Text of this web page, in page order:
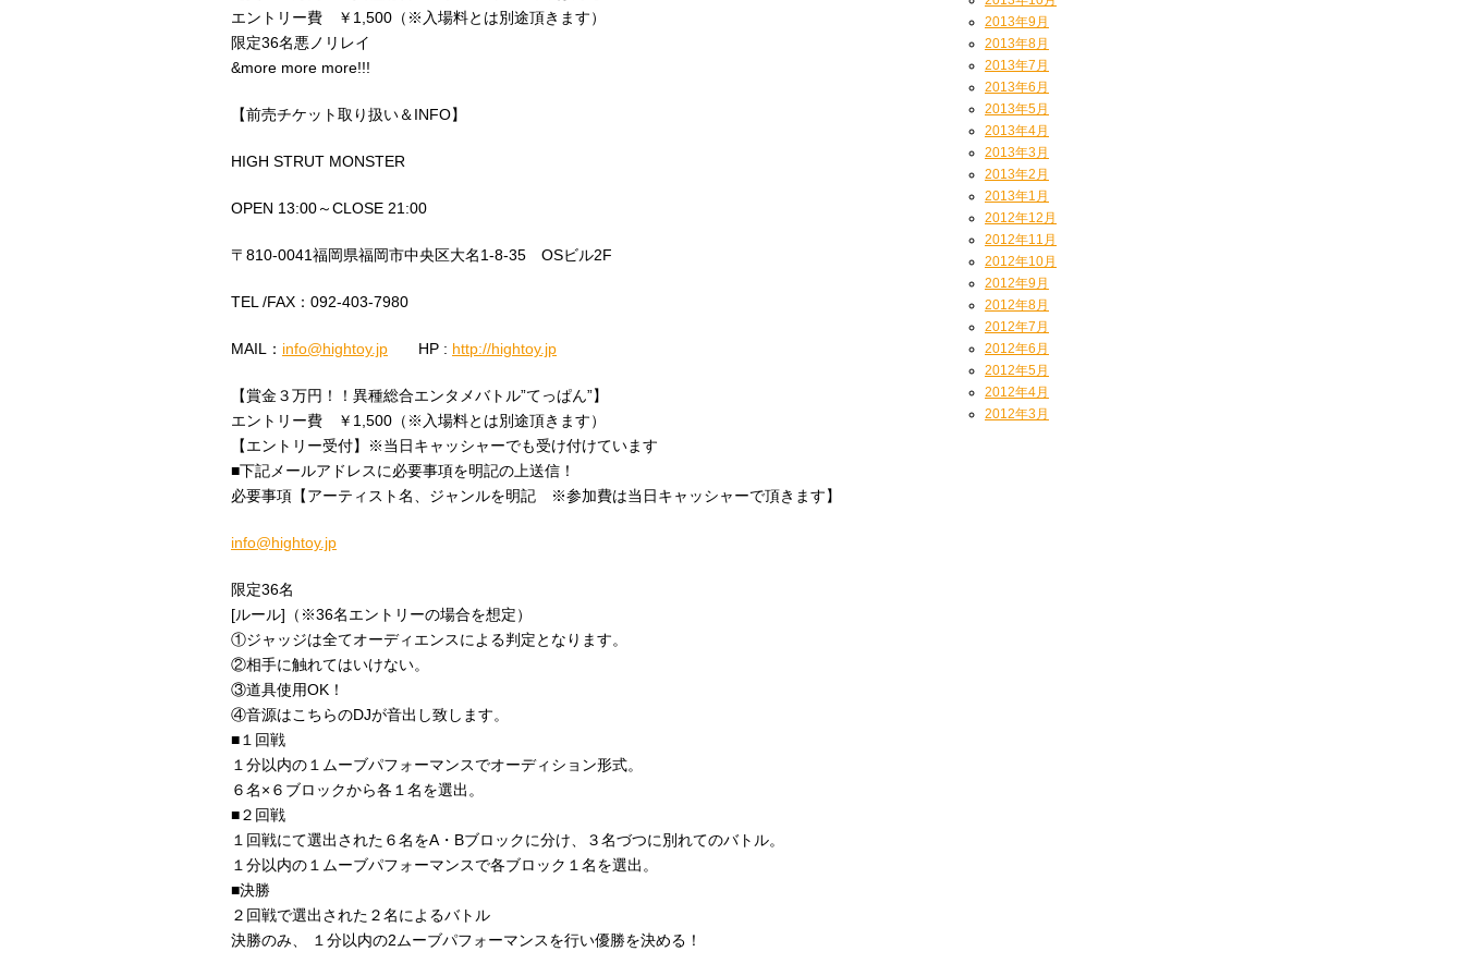
エントリー費 ￥1,500（※入場料とは別途頂きます）
限定36名悪ノリレイ
&more more more!!!
【前売チケット取り扱い＆INFO】
HIGH STRUT MONSTER
OPEN 13:00～CLOSE 21:00
〒810-0041福岡県福岡市中央区大名1-8-35 OSビル2F
TEL /FAX：092-403-7980
MAIL： info@hightoy.jp HP : http://hightoy.jp
【賞金３万円！！異種総合エンタメバトル”てっぱん”】
エントリー費 ￥1,500（※入場料とは別途頂きます）
【エントリー受付】※当日キャッシャーでも受け付けています
■下記メールアドレスに必要事項を明記の上送信！
必要事項【アーティスト名、ジャンルを明記 ※参加費は当日キャッシャーで頂きます】
info@hightoy.jp
限定36名
[ルール]（※36名エントリーの場合を想定）
①ジャッジは全てオーディエンスによる判定となります。
②相手に触れてはいけない。
③道具使用OK！
④音源はこちらのDJが音出し致します。
■１回戦
１分以内の１ムーブパフォーマンスでオーディション形式。
６名×６ブロックから各１名を選出。
■２回戦
１回戦にて選出された６名をA・Bブロックに分け、３名づつに別れてのバトル。
１分以内の１ムーブパフォーマンスで各ブロック１名を選出。
■決勝
２回戦で選出された２名によるバトル
決勝のみ、 １分以内の2ムーブパフォーマンスを行い優勝を決める！
2013年9月
2013年8月
2013年7月
2013年6月
2013年5月
2013年4月
2013年3月
2013年2月
2013年1月
2012年12月
2012年11月
2012年10月
2012年9月
2012年8月
2012年7月
2012年6月
2012年5月
2012年4月
2012年3月